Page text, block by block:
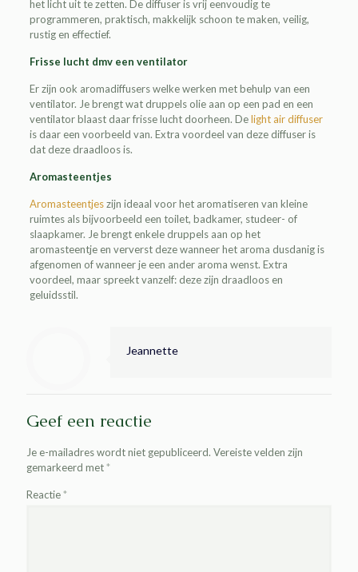
het licht uit te zetten. De diffuser is vrij eenvoudig te
programmeren, praktisch, makkelijk schoon te maken, veilig,
rustig en effectief.
Frisse lucht dmv een ventilator
Er zijn ook aromadiffusers welke werken met behulp van een
ventilator. Je brengt wat druppels olie aan op een pad en een
ventilator blaast daar frisse lucht doorheen. Delight air diffuser
is daar een voorbeeld van. Extra voordeel van deze diffuser is
dat deze draadloos is.
Aromasteentjes
Aromasteentjeszijn ideaal voor het aromatiseren van kleine
ruimtes als bijvoorbeeld een toilet, badkamer, studeer- of
slaapkamer. Je brengt enkele druppels aan op het
aromasteentje en ververst deze wanneer het aroma dusdanig is
afgenomen of wanneer je een ander aroma wenst. Extra
voordeel, maar spreekt vanzelf: deze zijn draadloos en
geluidsstil.
Jeannette
Geef een reactie
Je e-mailadres wordt niet gepubliceerd. Vereiste velden zijn
gemarkeerd met*
Reactie*